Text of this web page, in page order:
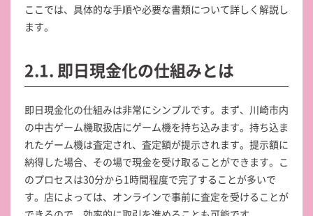
ここでは、具体的な手順や必要な書類について詳しく解説し
ます。
2.1. 即日現金化の仕組みとは
即日現金化の仕組みは非常にシンプルです。まず、川崎市内
の中古ゲーム機取扱店にゲーム機を持ち込みます。持ち込ま
れたゲーム機は査定され、査定額が提示されます。提示額に
納得した場合、その場で現金を受け取ることができます。こ
のプロセスは30分から1時間程度で完了することが多いで
す。店によっては、オンラインで事前に査定を受けることが